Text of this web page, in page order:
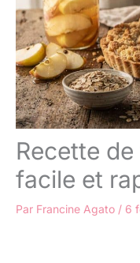
Recette
facile et
Par Francine Agato / 6